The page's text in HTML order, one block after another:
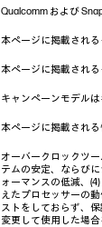
Qualcomm および
本ページに掲載され
本ページに掲載され
キャンペーンモデル
本ページに掲載され
オーバークロックツ
テムの安定、ならび
ォーマンスの低減、
えたプロセッサーの
ストをしておらず、
変更して使用した場